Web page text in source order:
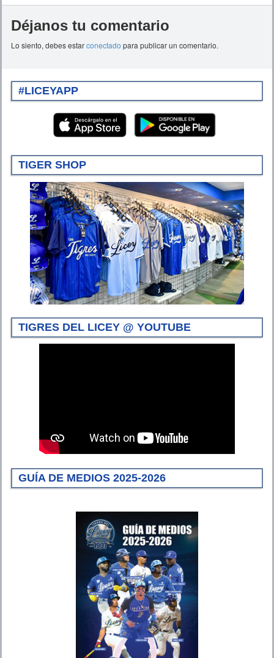
Déjanos tu comentario
Lo siento, debes estarconectado para publicar un comentario.
#LICEYAPP
TIGER SHOP
TIGRES DEL LICEY @ YOUTUBE
GUÍA DE MEDIOS 2025-2026